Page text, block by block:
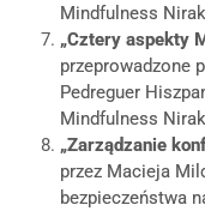
Mindfulness
„Cztery aspekty
przeprowadzone
Pedreguer
Mindfulness
„Zarządzanie
przez Macieja
bezpieczeństwa